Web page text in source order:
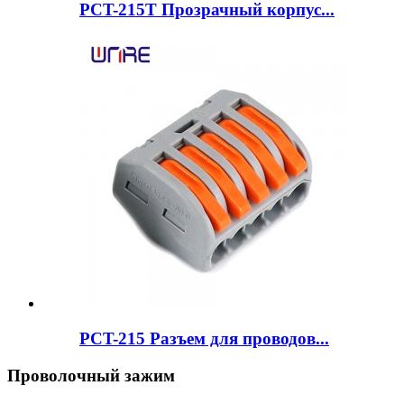
PCT-215T Прозрачный корпус...
PCT-215 Разъем для проводов...
Проволочный зажим